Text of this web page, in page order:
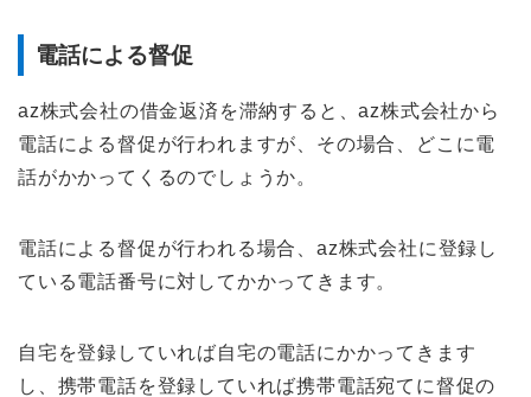
電話による督促
az株式会社の借金返済を滞納すると、az株式会社から
電話による督促が行われますが、その場合、どこに電
話がかかってくるのでしょうか。
電話による督促が行われる場合、az株式会社に登録し
ている電話番号に対してかかってきます。
自宅を登録していれば自宅の電話にかかってきます
し、携帯電話を登録していれば携帯電話宛てに督促の